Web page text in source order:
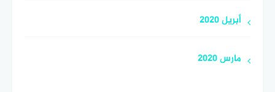
أبريل 2020
مارس 2020